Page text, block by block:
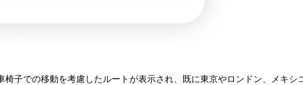
子での移動を考慮したルートが表示され、既に東京やロンドン、メキシ